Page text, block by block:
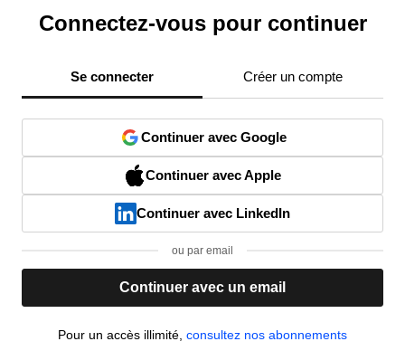
Connectez-vous pour continuer
Se connecter Créer un compte
Continuer avec Google
Continuer avec Apple
Continuer avec LinkedIn
ou par email
Continuer avec un email
Pour un accès illimité, consultez nos abonnements